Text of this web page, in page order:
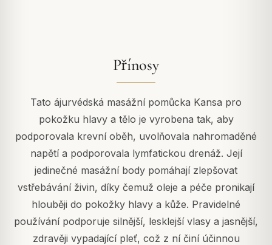
Přínosy
Tato ájurvédská masážní pomůcka Kansa pro
pokožku hlavy a tělo je vyrobena tak, aby
podporovala krevní oběh, uvolňovala nahromaděné
napětí a podporovala lymfatickou drenáž. Její
jedinečné masážní body pomáhají zlepšovat
vstřebávání živin, díky čemuž oleje a péče pronikají
hlouběji do pokožky hlavy a kůže. Pravidelné
používání podporuje silnější, lesklejší vlasy a jasnější,
zdravěji vypadající pleť, což z ní činí účinnou